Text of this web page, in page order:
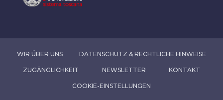
WIR ÜBER UNS DATENSCHUTZ & RECHTLICHE HINWEISE
ZUGÄNGLICHKEIT NEWSLETTER KONTAKT
COOKIE-EINSTELLUNGEN